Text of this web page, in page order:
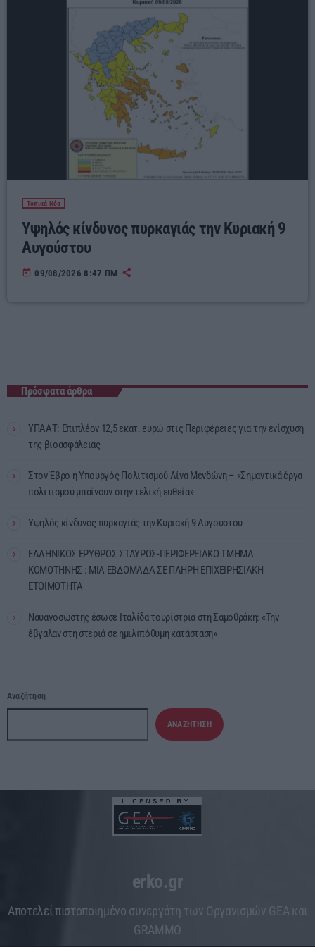
Τοπικά Νέα
Υψηλός κίνδυνος πυρκαγιάς την Κυριακή 9
Αυγούστου
today 09/08/2026 8:47 ΠΜ
Πρόσφατα άρθρα
ΥΠΑΑΤ: Επιπλέον 12,5 εκατ. ευρώ στις Περιφέρειες για την ενίσχυση
της βιοασφάλειας
Στον Έβρο η Υπουργός Πολιτισμού Λίνα Μενδώνη – «Σημαντικά έργα
πολιτισμού μπαίνουν στην τελική ευθεία»
Υψηλός κίνδυνος πυρκαγιάς την Κυριακή 9 Αυγούστου
ΕΛΛΗΝΙΚΟΣ ΕΡΥΘΡΟΣ ΣΤΑΥΡΟΣ-ΠΕΡΙΦΕΡΕΙΑΚΟ ΤΜΗΜΑ
ΚΟΜΟΤΗΝΗΣ : ΜΙΑ ΕΒΔΟΜΑΔΑ ΣΕ ΠΛΗΡΗ ΕΠΙΧΕΙΡΗΣΙΑΚΗ
ΕΤΟΙΜΟΤΗΤΑ
Ναυαγοσώστης έσωσε Ιταλίδα τουρίστρια στη Σαμοθράκη: «Την
έβγαλαν στη στεριά σε ημιλιπόθυμη κατάσταση»
Αναζήτηση
ΑΝΑΖΉΤΗΣΗ
erko.gr
Aποτελεί πιστοποιημένο συνεργάτη των Οργανισμών GEA και
GRAMMO